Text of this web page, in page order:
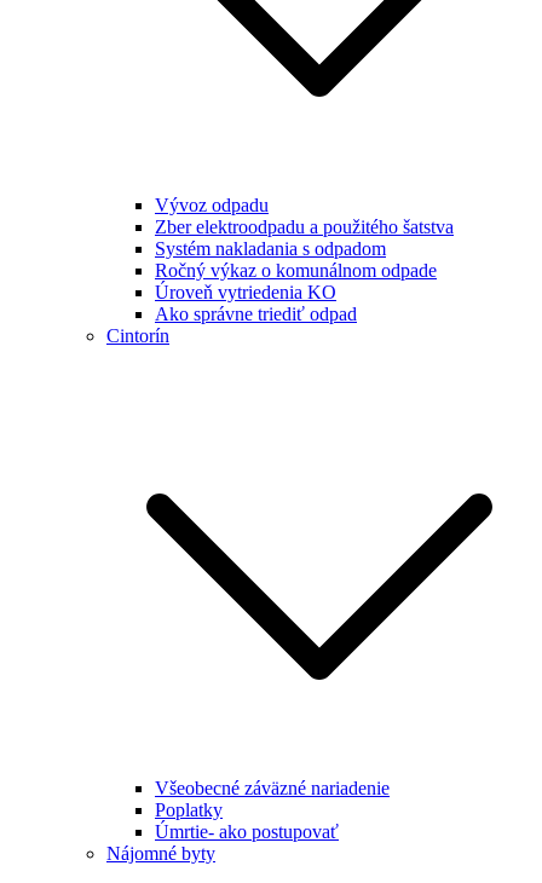
Vývoz odpadu
Zber elektroodpadu a použitého šatstva
Systém nakladania s odpadom
Ročný výkaz o komunálnom odpade
Úroveň vytriedenia KO
Ako správne triediť odpad
Cintorín
Všeobecné záväzné nariadenie
Poplatky
Úmrtie- ako postupovať
Nájomné byty